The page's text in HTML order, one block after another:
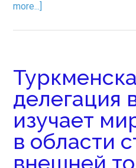
more...]
делегация
изучает
в области
внешней